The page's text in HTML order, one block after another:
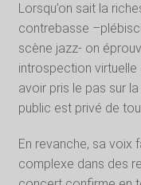
Lorsqu’on sait la
contrebasse
scène jazz- on
introspection
avoir pris le pas sur
public est privé de
En revanche, sa voix
complexe dans des